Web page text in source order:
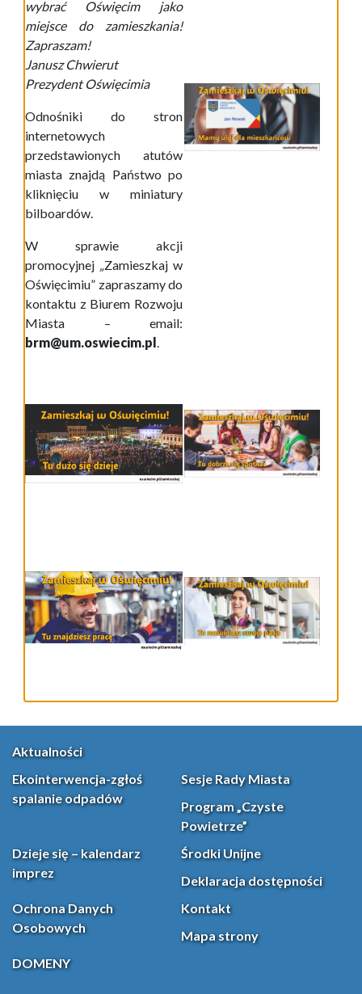
wybrać Oświęcim jako
miejsce do zamieszkania!
Zapraszam!
Janusz Chwierut
Prezydent Oświęcimia
Odnośniki do stron
internetowych
przedstawionych atutów
miasta znajdą Państwo po
kliknięciu w miniatury
bilboardów.
W sprawie akcji
promocyjnej „Zamieszkaj w
Oświęcimiu” zapraszamy do
kontaktu z Biurem Rozwoju
Miasta – email:
brm@um.oswiecim.pl .
Aktualności
Ekointerwencja-zgłoś
spalanie odpadów
Sesje Rady Miasta
Program „Czyste
Powietrze”
Dzieje się – kalendarz
imprez
Środki Unijne
Deklaracja dostępności
Ochrona Danych
Osobowych
Kontakt
Mapa strony
DOMENY